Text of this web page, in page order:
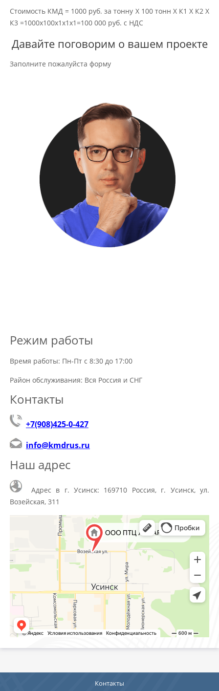
Стоимость КМД = 1000 руб. за тонну Х 100 тонн Х К1 Х К2 Х
К3 =1000х100х1х1х1=100 000 руб. с НДС
Давайте поговорим о вашем проекте
Заполните пожалуйста форму
Режим работы
Время работы: Пн-Пт с 8:30 до 17:00
Район обслуживания: Вся Россия и СНГ
Контакты
+7(908)425-0-427
info@kmdrus.ru
Наш адрес
Адрес в г. Усинск: 169710 Россия, г. Усинск, ул.
Возейская, 311
Контакты